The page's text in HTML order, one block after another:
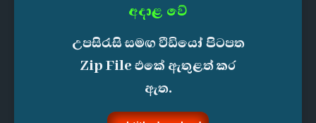
අදාළ වේ
උපසිරැසි සමඟ වීඩියෝ පිටපත
Zip File එකේ ඇතුළත් කර
ඇත.